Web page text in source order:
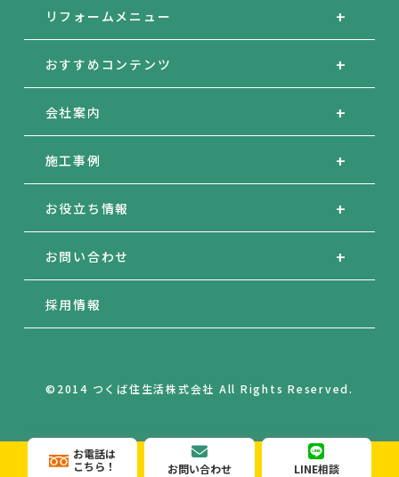
お電話は
こちら！
お問い合わせ LINE相談
リフォームメニュー
おすすめコンテンツ
会社案内
施工事例
お役立ち情報
お問い合わせ
採用情報
©2014 つくば住生活株式会社 All Rights Reserved.